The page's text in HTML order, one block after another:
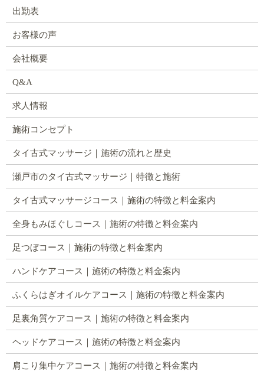
出勤表
お客様の声
会社概要
Q&A
求人情報
施術コンセプト
タイ古式マッサージ｜施術の流れと歴史
瀬戸市のタイ古式マッサージ｜特徴と施術
タイ古式マッサージコース｜施術の特徴と料金案内
全身もみほぐしコース｜施術の特徴と料金案内
足つぼコース｜施術の特徴と料金案内
ハンドケアコース｜施術の特徴と料金案内
ふくらはぎオイルケアコース｜施術の特徴と料金案内
足裏角質ケアコース｜施術の特徴と料金案内
ヘッドケアコース｜施術の特徴と料金案内
肩こり集中ケアコース｜施術の特徴と料金案内